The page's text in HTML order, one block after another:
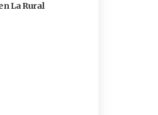
La Rural